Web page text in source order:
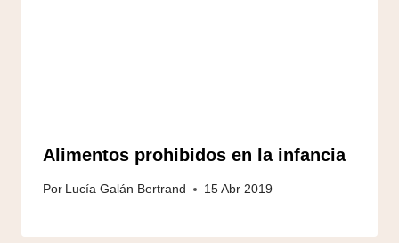
Alimentos prohibidos en la infancia
Por Lucía Galán Bertrand 15 Abr 2019